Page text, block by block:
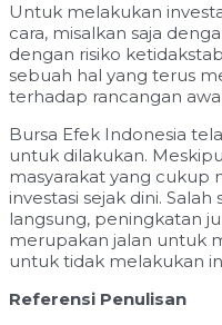
Untuk melakukan
cara, misalkan saja
dengan risiko
sebuah hal yang terus
terhadap rancangan
Bursa Efek Indonesia
untuk dilakukan.
masyarakat yang cukup
investasi sejak dini.
langsung, peningkatan
merupakan jalan untuk
untuk tidak melakukan
Referensi Penulisan